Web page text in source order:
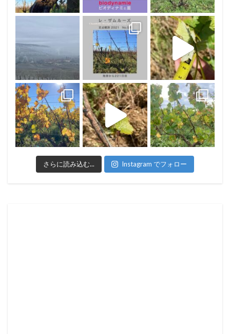
さらに読み込む... Instagram でフォロー